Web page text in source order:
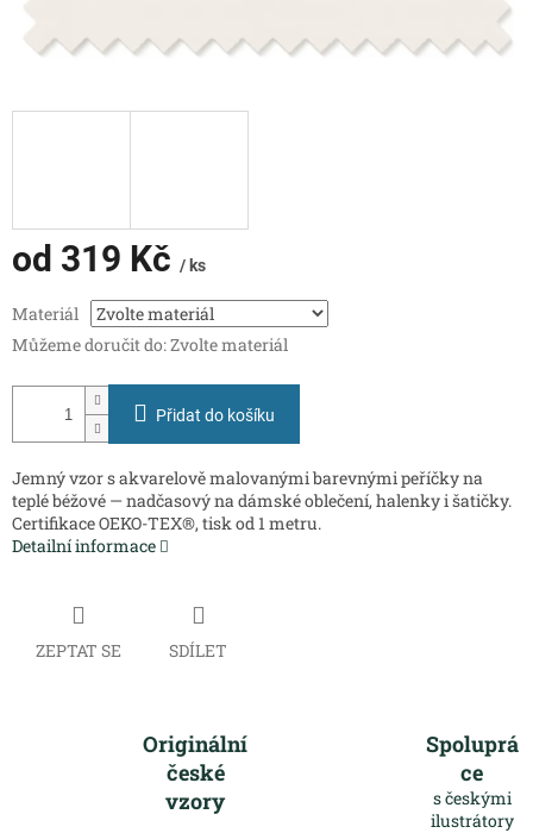
od 319 Kč / ks
cena:
Materiál
Můžeme doručit do:Zvolte materiál
Přidat do košíku
Jemný vzor s akvarelově malovanými barevnými peříčky na
teplé béžové — nadčasový na dámské oblečení, halenky i šatičky.
Certifikace OEKO-TEX®, tisk od 1 metru.
Detailní informace
ZEPTAT SE SDÍLET
Originální
české
vzory
Spoluprá
ce
s českými
ilustrátory